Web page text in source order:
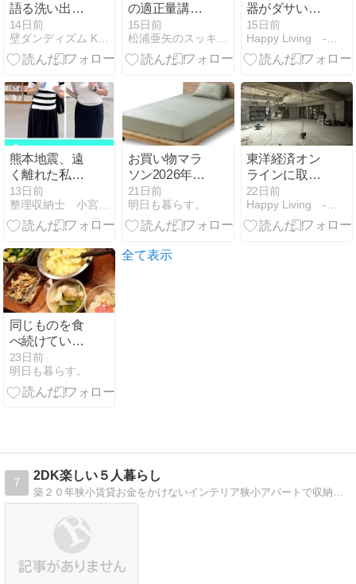
語る洗い出し
の仕上げ方と
ポイント|ヤブ
原「ストーン
ンタビュー
14日前
壁ダンディズム KABE-DAN
の適正量講座
のシェア②：
ベストなクロ
ーゼットのは
15日前
松浦亜矢のスッキリ暮らすお手伝い
器がダサいミ
ルトンの容器
がダサい。我
が家のミルク
紹介します
15日前
Happy Living -削ぎ家事研究室-
熊本地震、遠
く離れた私で
さえも、気が
気ではありま
せん・・・
13日前
整理収納士 小宮真理の快適空間
お買い物マラ
ソン2026年7
月
21日前
明日も暮らす。
東洋経済オン
ラインに取材
していただき
ました｜リノ
ベーションを
22日前
Happy Living -削ぎ家事研究室-
同じものを食
べ続けている
在宅ワーカー
である
23日前
明日も暮らす。
全て表示
7
2DK楽しい５人暮らし
築２０年狭小賃貸お金をかけないインテリア狭小アパートで収納工夫し心地よい家。かぎ針編みも挑戦中